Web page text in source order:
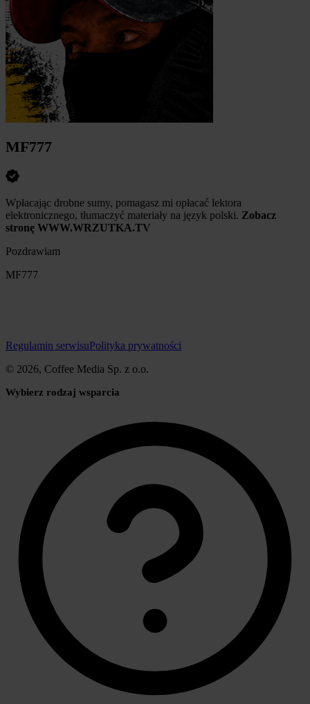
MF777
Wpłacając drobne sumy, pomagasz mi opłacać lektora
elektronicznego, tłumaczyć materiały na język polski. Zobacz
stronę WWW.WRZUTKA.TV
Pozdrawiam
MF777
Regulamin serwisuPolityka prywatności
© 2026, Coffee Media Sp. z o.o.
Wybierz rodzaj wsparcia